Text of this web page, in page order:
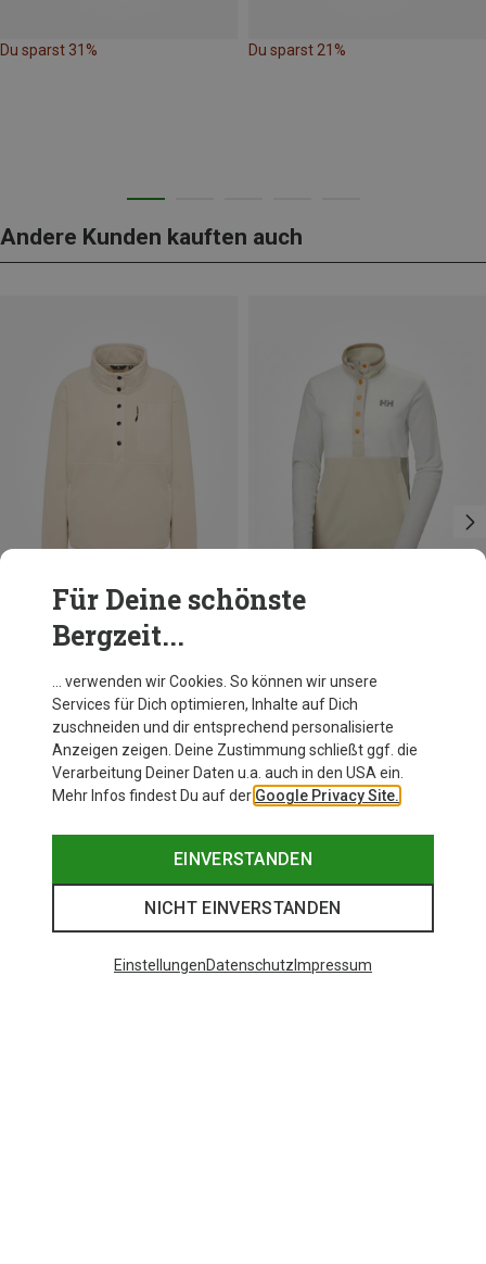
Du sparst 31% Du sparst 21%
Andere Kunden kauften auch
Du sparst 42%
Für Deine schönste
Bergzeit...
… verwenden wir Cookies. So können wir unsere
Services für Dich optimieren, Inhalte auf Dich
zuschneiden und dir entsprechend personalisierte
Anzeigen zeigen. Deine Zustimmung schließt ggf. die
Verarbeitung Deiner Daten u.a. auch in den USA ein.
Mehr Infos findest Du auf der Google Privacy Site.
EINVERSTANDEN
NICHT EINVERSTANDEN
EinstellungenDatenschutz Impressum